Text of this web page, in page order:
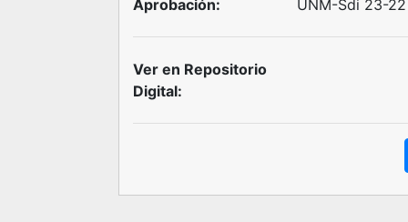
Aprobación: UNM-Sdi 23-
Ver en Repositorio
Digital: